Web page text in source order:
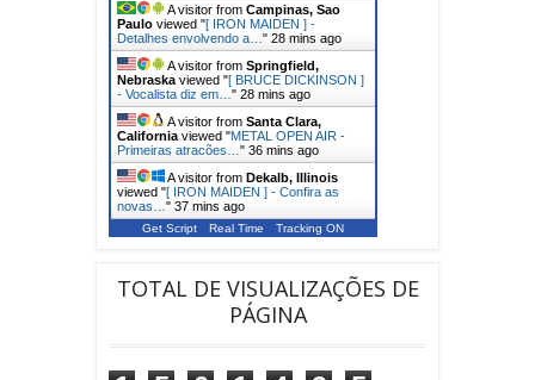
A visitor from Campinas, Sao
Paulo viewed "[ IRON MAIDEN ] -
Detalhes envolvendo a… " 28 mins ago
A visitor from Springfield,
Nebraska viewed "[ BRUCE DICKINSON ]
- Vocalista diz em… " 28 mins ago
A visitor from Santa Clara,
California viewed "METAL OPEN AIR -
Primeiras atracões… " 36 mins ago
A visitor from Dekalb, Illinois
viewed "[ IRON MAIDEN ] - Confira as
novas… " 37 mins ago
Get Script Real Time Tracking ON
TOTAL DE VISUALIZAÇÕES DE
PÁGINA